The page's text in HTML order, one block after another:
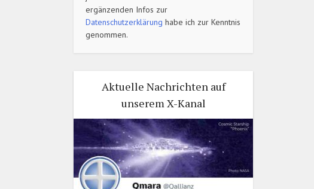
ergänzenden Infos zur
Datenschutzerklärung habe ich zur Kenntnis
genommen.
Aktuelle Nachrichten auf
unserem X-Kanal